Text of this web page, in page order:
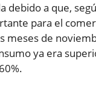
debido a que,
para el
meses de
ya era